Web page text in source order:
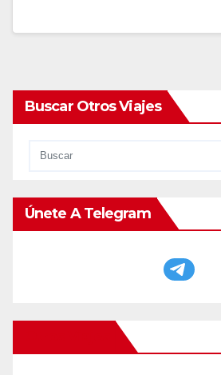
Buscar Otros Viajes
Únete A Telegram